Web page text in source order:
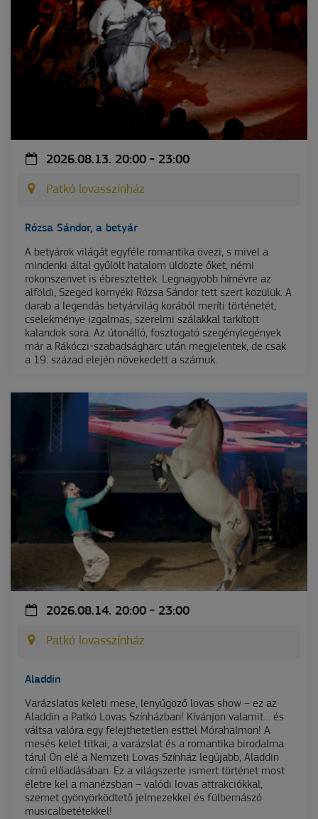
2026.08.13. 20:00 - 23:00
Patkó lovasszínház
Rózsa Sándor, a betyár
A betyárok világát egyféle romantika övezi, s mivel a
mindenki által gyűlölt hatalom üldözte őket, némi
rokonszenvet is ébresztettek. Legnagyobb hírnévre az
alföldi, Szeged környéki Rózsa Sándor tett szert közülük. A
darab a legendás betyárvilág korából meríti történetét,
cselekménye izgalmas, szerelmi szálakkal tarkított
kalandok sora. Az útonálló, fosztogató szegénylegények
már a Rákóczi-szabadságharc után megjelentek, de csak
a 19. század elején növekedett a számuk.
2026.08.14. 20:00 - 23:00
Patkó lovasszínház
Aladdin
Varázslatos keleti mese, lenyűgöző lovas show – ez az
Aladdin a Patkó Lovas Színházban! Kívánjon valamit… és
váltsa valóra egy felejthetetlen esttel Mórahalmon! A
mesés kelet titkai, a varázslat és a romantika birodalma
tárul Ön elé a Nemzeti Lovas Színház legújabb, Aladdin
című előadásában. Ez a világszerte ismert történet most
életre kel a manézsban – valódi lovas attrakciókkal,
szemet gyönyörködtető jelmezekkel és fülbemászó
musicalbetétekkel!